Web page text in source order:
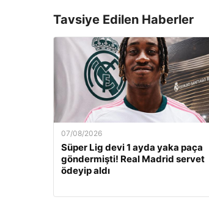
Tavsiye Edilen Haberler
07/08/2026
Süper Lig devi 1 ayda yaka paça
göndermişti! Real Madrid servet
ödeyip aldı